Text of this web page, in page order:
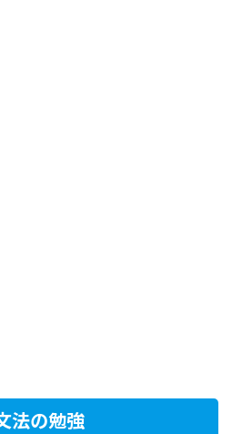
法の勉強